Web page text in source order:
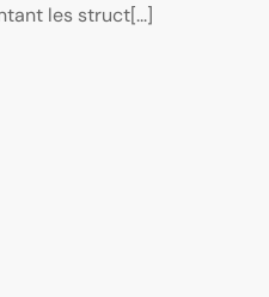
les struct[...]